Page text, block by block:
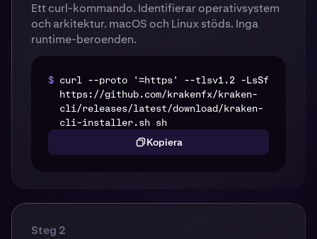
Ett curl-kommando. Identifierar operativsystem
och arkitektur. macOS och Linux stöds. Inga
runtime-beroenden.
$ curl --proto '=https' --tlsv1.2 -LsSf
https://github.com/krakenfx/kraken-
cli/releases/latest/download/kraken-
cli-installer.sh sh
Kopiera
Steg 2